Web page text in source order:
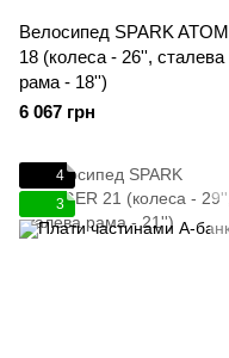
Велосипед SPARK ATOM
18 (колеса - 26'', сталева
рама - 18'')
6 067 грн
4
3